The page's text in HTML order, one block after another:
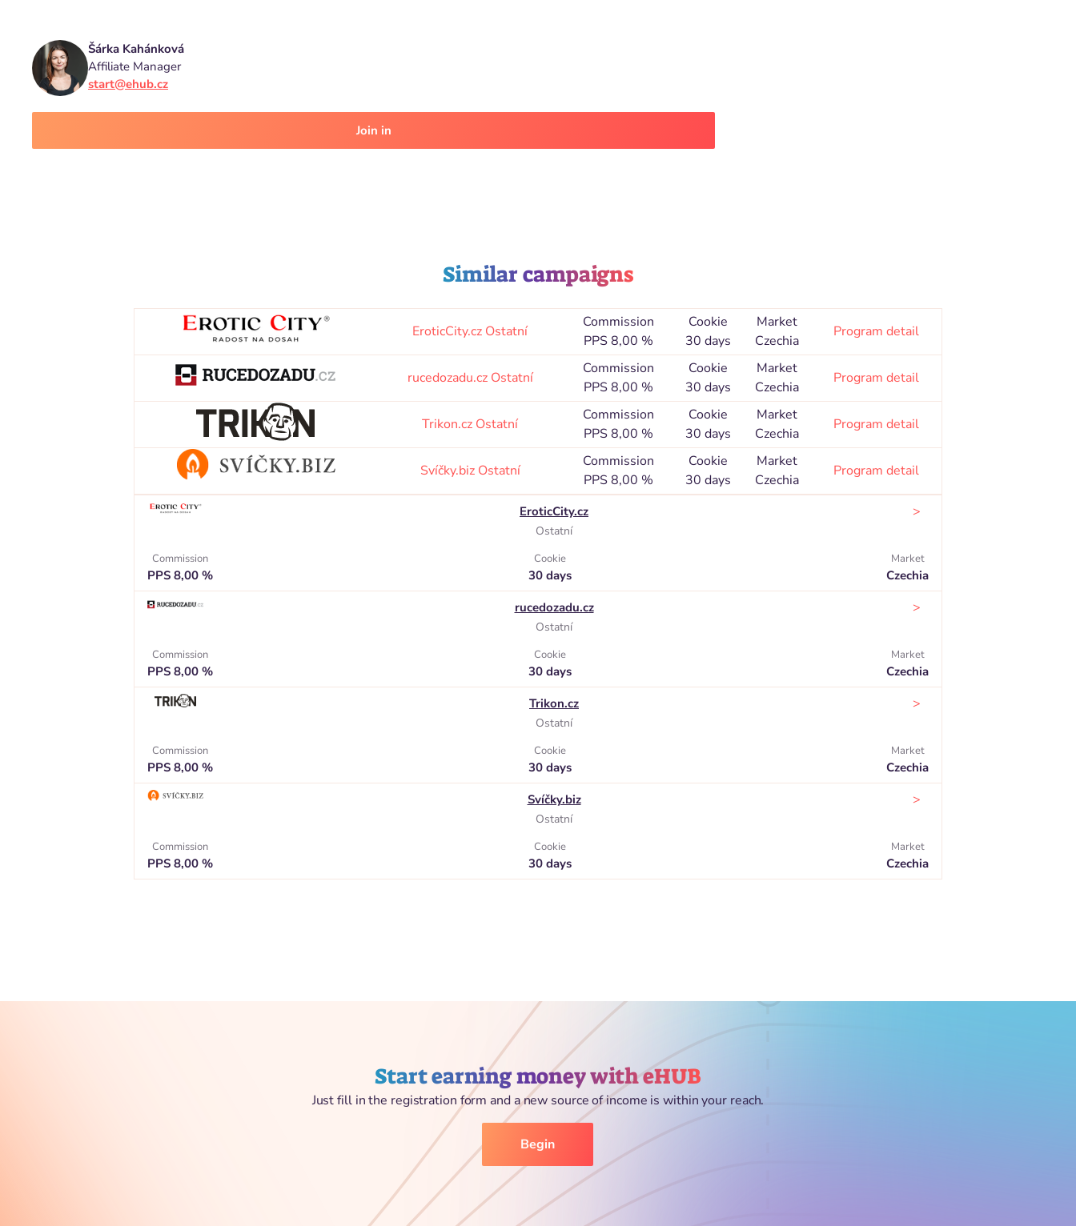
Šárka Kahánková
Affiliate Manager
start@ehub.cz
Join in
Similar campaigns
EroticCity.cz Ostatní
Commission
PPS 8,00 %
Cookie
30 days
Market
Czechia
Program detail
rucedozadu.cz Ostatní
Commission
PPS 8,00 %
Cookie
30 days
Market
Czechia
Program detail
Trikon.cz Ostatní
Commission
PPS 8,00 %
Cookie
30 days
Market
Czechia
Program detail
Svíčky.biz Ostatní
Commission
PPS 8,00 %
Cookie
30 days
Market
Czechia
Program detail
EroticCity.cz
Ostatní
>
Commission
PPS 8,00 %
Cookie
30 days
Market
Czechia
rucedozadu.cz
Ostatní
>
Commission
PPS 8,00 %
Cookie
30 days
Market
Czechia
Trikon.cz
Ostatní
>
Commission
PPS 8,00 %
Cookie
30 days
Market
Czechia
Svíčky.biz
Ostatní
>
Commission
PPS 8,00 %
Cookie
30 days
Market
Czechia
Start earning money with eHUB
Just fill in the registration form and a new source of income is within your reach.
Begin